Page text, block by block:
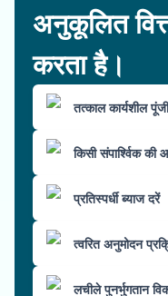
अनुकूलित
करता है।
तत्काल कार्यशील
किसी संपार्श्विक की
प्रतिस्पर्धी ब्याज दरें
त्वरित अनुमोदन
लचीले पुनर्भुगतान